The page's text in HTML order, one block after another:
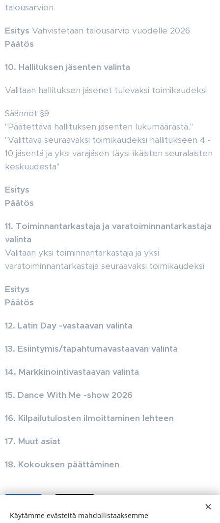
talousarvion.
Esitys Vahvistetaan talousarvio vuodelle 2026
Päätös
10. Hallituksen jäsenten valinta
Valitaan hallituksen jäsenet tulevaksi toimikaudeksi.
Säännöt §9
"Päätettävä hallituksen jäsenten lukumäärästä."
"Valittava seuraavaksi toimikaudeksi hallitukseen 4 -
10 jäsentä ja yksi varajäsen täysi-ikäisten seuralaisten
keskuudesta"
Esitys
Päätös
11. Toiminnantarkastaja ja varatoiminnantarkastaja
valinta
Valitaan yksi toiminnantarkastaja ja yksi
varatoiminnantarkastaja seuraavaksi toimikaudeksi
Esitys
Päätös
12. Latin Day -vastaavan valinta
13. Esiintymis/tapahtumavastaavan valinta
14. Markkinointivastaavan valinta
15. Dance With Me -show 2026
16. Kilpailutulosten ilmoittaminen lehteen
17. Muut asiat
18. Kokouksen päättäminen
Käytämme evästeitä mahdollistaaksemme